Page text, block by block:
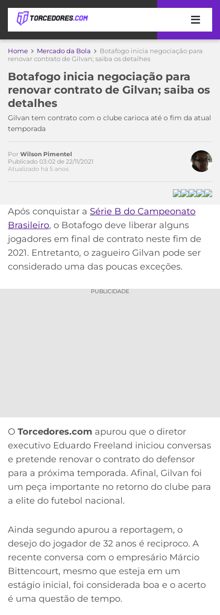
APOSTAS
DE
APOSTA
MELHORES
SITES
DE
APOSTAS
2026
BETBOOM
CÓDIGO
DE
INDICAÇÃO
BET365
MELHORES
CASSINOS
ONLINE
2026
COPA
DO
MUNDO
TIMES
MEU
TIME
PALMEIRAS
CORINTHIANS
SÃO
INTERNACIONAL
GRÊMIO
ATLÉTICO
MG
CRUZEIRO
CAMPEONATOS
SÉRIE
A
LIBERTADORES
DOS
CAMPEÕES
LALIGA
ESPORTIVA
MERCADO
DA
BOLA
Home Mercado da Bola
Botafogo inicia negociação para
renovar contrato de Gilvan; saiba os detalhes
Botafogo inicia negociação para
renovar contrato de Gilvan; saiba os
detalhes
Gilvan tem contrato com o clube carioca até o fim da atual
temporada
Acesse o perfil do autor
no Twitter
Por Wilson Pimentel
Publicado 03:02 de 22/11/2021
Atualizado há 5 anos
Após conquistar a Série B do Campeonato
Brasileiro, o Botafogo deve liberar alguns
jogadores em final de contrato neste fim de
2021. Entretanto, o zagueiro Gilvan pode ser
considerado uma das poucas exceções.
PUBLICIDADE
O Torcedores.com apurou que o diretor
executivo Eduardo Freeland iniciou conversas
e pretende renovar o contrato do defensor
para a próxima temporada. Afinal, Gilvan foi
um peça importante no retorno do clube para
a elite do futebol nacional.
Ainda segundo apurou a reportagem, o
desejo do jogador de 32 anos é reciproco. A
recente conversa com o empresário Márcio
Bittencourt, mesmo que esteja em um
estágio inicial, foi considerada boa e o acerto
é uma questão de tempo.